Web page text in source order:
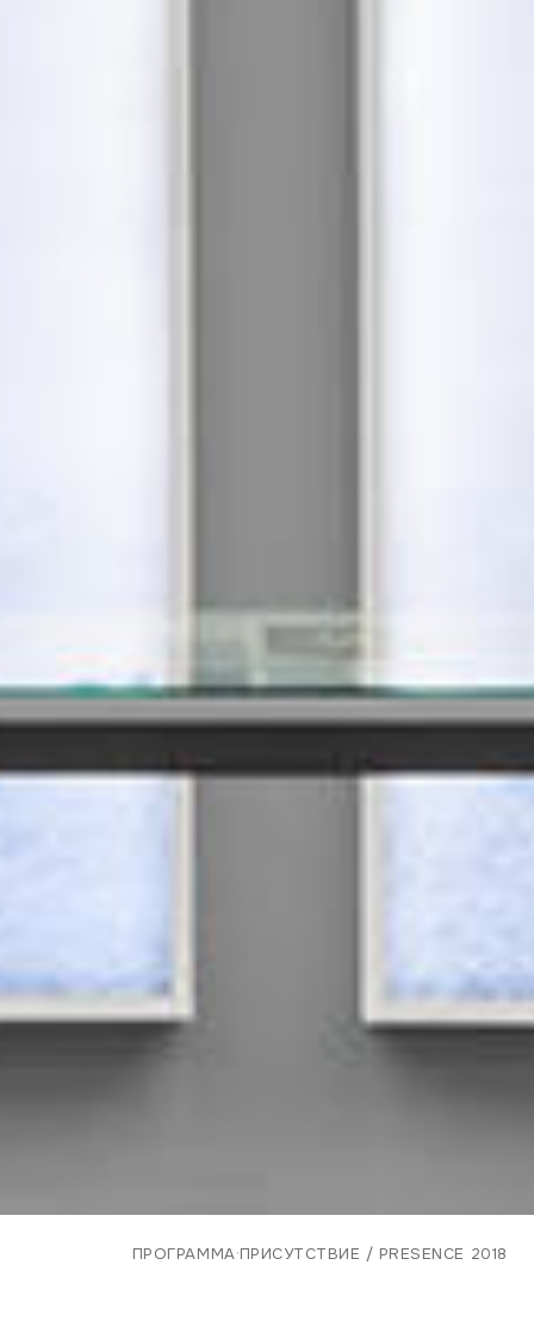
ПРОГРАММА·ПРИСУТСТВИЕ / PRESENCE 2018